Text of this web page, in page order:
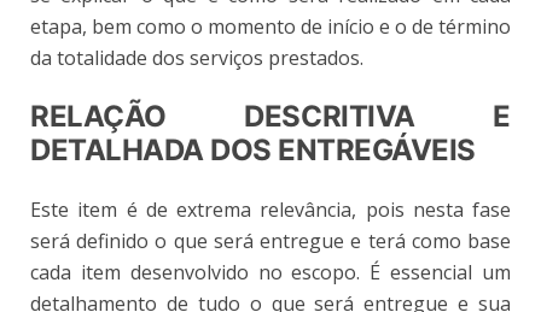
etapa, bem como o momento de início e o de término
da totalidade dos serviços prestados.
RELAÇÃO DESCRITIVA E
DETALHADA DOS ENTREGÁVEIS
Este item é de extrema relevância, pois nesta fase
será definido o que será entregue e terá como base
cada item desenvolvido no escopo. É essencial um
detalhamento de tudo o que será entregue e sua